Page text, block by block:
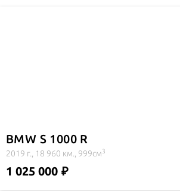
BMW S 1000 R
2019 г., 18 960 км., 999см3
1 025 000